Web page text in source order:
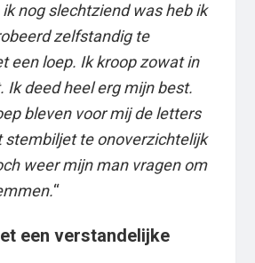
ik nog slechtziend was heb ik
zelfstandig te
een loep. Ik kroop zowat in
Ik deed heel erg mijn best.
bleven voor mij de letters
stembiljet te onoverzichtelijk
weer mijn man vragen om
“
een verstandelijke